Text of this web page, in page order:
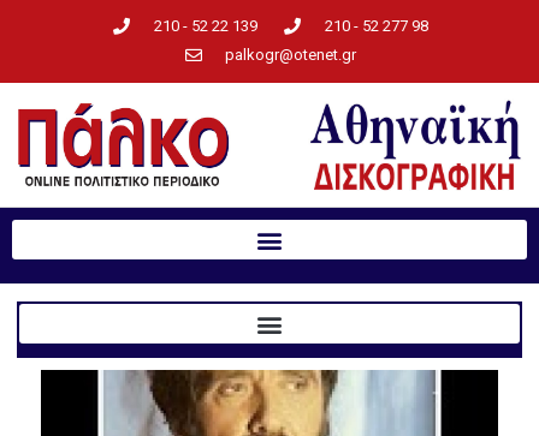
210 - 52 22 139
210 - 52 277 98
palkogr@otenet.gr